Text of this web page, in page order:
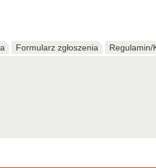
Formularz zgłoszenia Regulamin/